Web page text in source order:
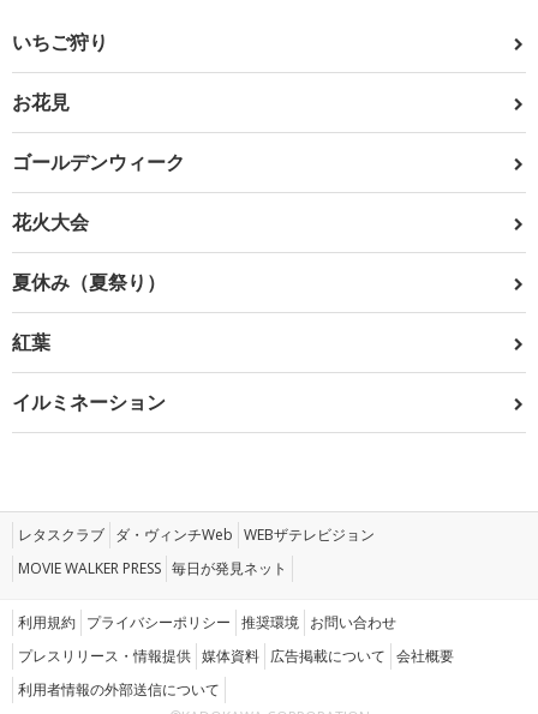
いちご狩り
お花見
ゴールデンウィーク
花火大会
夏休み（夏祭り）
紅葉
イルミネーション
レタスクラブ ダ・ヴィンチWeb WEBザテレビジョン
MOVIE WALKER PRESS 毎日が発見ネット
利用規約 プライバシーポリシー 推奨環境 お問い合わせ
プレスリリース・情報提供 媒体資料 広告掲載について 会社概要
利用者情報の外部送信について